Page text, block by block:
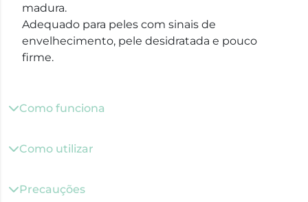
madura.
Adequado para peles com sinais de
envelhecimento, pele desidratada e pouco
firme.
Como funciona
Como utilizar
Precauções